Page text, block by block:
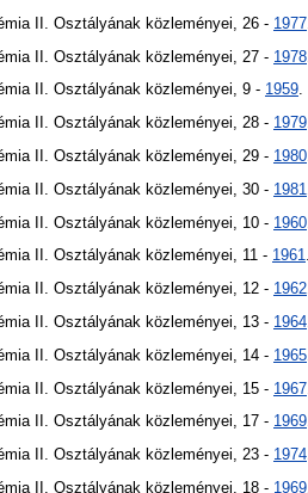
II. Osztályának közleményei, 26 - 1977
II. Osztályának közleményei, 27 - 1978
II. Osztályának közleményei, 9 - 1959.
II. Osztályának közleményei, 28 - 1979
II. Osztályának közleményei, 29 - 1980
II. Osztályának közleményei, 30 - 1981
II. Osztályának közleményei, 10 - 1960
II. Osztályának közleményei, 11 - 1961.
II. Osztályának közleményei, 12 - 1962
II. Osztályának közleményei, 13 - 1964
II. Osztályának közleményei, 14 - 1965
II. Osztályának közleményei, 15 - 1967
II. Osztályának közleményei, 17 - 1969
II. Osztályának közleményei, 23 - 1974
II. Osztályának közleményei, 18 - 1969